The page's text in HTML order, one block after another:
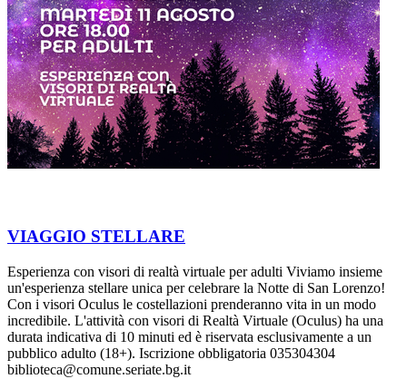
VIAGGIO STELLARE
Esperienza con visori di realtà virtuale per adulti Viviamo insieme
un'esperienza stellare unica per celebrare la Notte di San Lorenzo!
Con i visori Oculus le costellazioni prenderanno vita in un modo
incredibile. L'attività con visori di Realtà Virtuale (Oculus) ha una
durata indicativa di 10 minuti ed è riservata esclusivamente a un
pubblico adulto (18+). Iscrizione obbligatoria 035304304
biblioteca@comune.seriate.bg.it